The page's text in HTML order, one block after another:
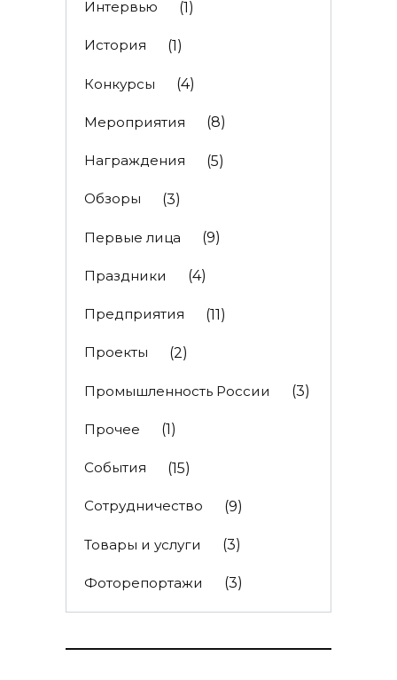
Интервью (1)
История (1)
Конкурсы (4)
Мероприятия (8)
Награждения (5)
Обзоры (3)
Первые лица (9)
Праздники (4)
Предприятия (11)
Проекты (2)
Промышленность России (3)
Прочее (1)
События (15)
Сотрудничество (9)
Товары и услуги (3)
Фоторепортажи (3)